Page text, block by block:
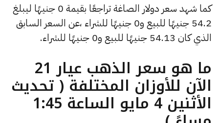
كما شهد سعر دولار الصاغة تراجعًا بقيمة 0 جنيهًا ليبلغ
54.2 جنيهًا للبيع و0 جنيهًا للشراء ،عن السعر السابق
الذي كان 54.13 جنيهًا للبيع و0 جنيهًا للشراء.
ما هو سعر الذهب عيار 21
الآن للأوزان المختلفة ( تحديث
الأثنين 4 مايو الساعة 1:45